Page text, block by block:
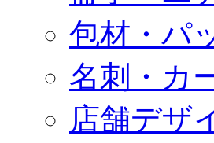
包材・パ
名刺・カ
店舗デザ